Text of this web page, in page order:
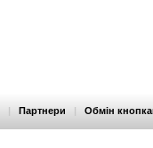
| Партнери | Обмін